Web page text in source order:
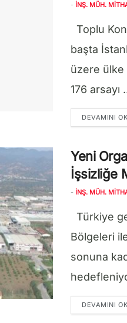
- İNŞ. MÜH.
Toplu
başta
üzere ülke
176 arsayı
DEVAMINI
Yeni
İşsizliğe
- İNŞ. MÜH.
Türkiye
Bölgeleri
sonuna
DEVAMINI